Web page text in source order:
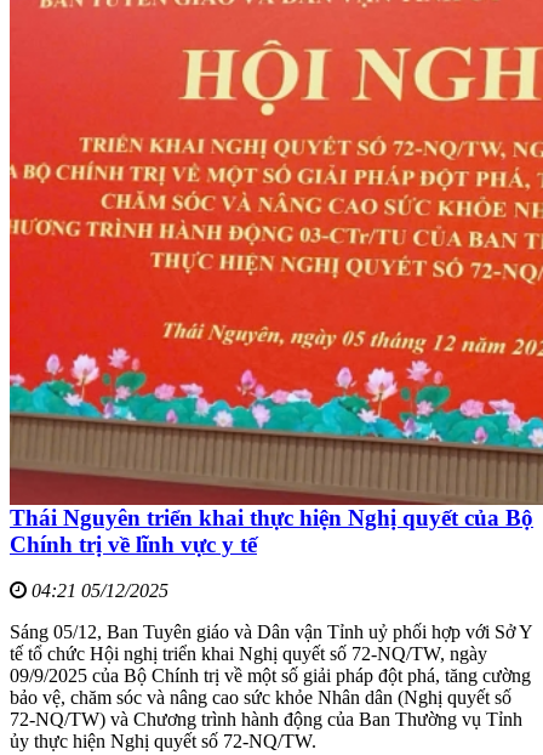
Thái Nguyên triển khai thực hiện Nghị quyết của Bộ
Chính trị về lĩnh vực y tế
04:21 05/12/2025
Sáng 05/12, Ban Tuyên giáo và Dân vận Tỉnh uỷ phối hợp với Sở Y
tế tổ chức Hội nghị triển khai Nghị quyết số 72-NQ/TW, ngày
09/9/2025 của Bộ Chính trị về một số giải pháp đột phá, tăng cường
bảo vệ, chăm sóc và nâng cao sức khỏe Nhân dân (Nghị quyết số
72-NQ/TW) và Chương trình hành động của Ban Thường vụ Tỉnh
ủy thực hiện Nghị quyết số 72-NQ/TW.